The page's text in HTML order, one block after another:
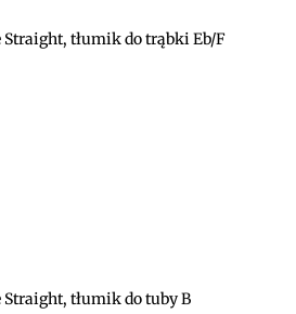
Straight, tłumik do trąbki Eb/F
tłumik do tuby B